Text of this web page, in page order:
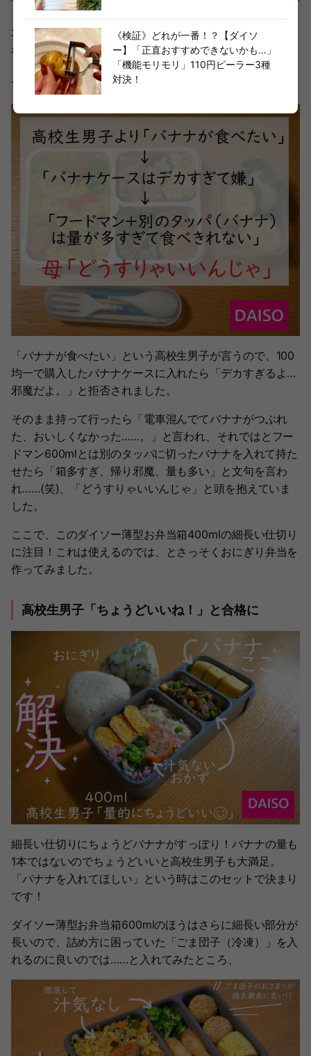
水気が漏れてしまうならば、汁気がない状態のお弁当を作
れば解決です(笑)。実は我が家は高校生男子のお弁当に
「バナナの持って行き方」という小さな小さな悩みを抱え
ていました。
「バナナが食べたい」という高校生男子が言うので、100
均一で購入したバナナケースに入れたら「デカすぎるよ…
邪魔だよ。」と拒否されました。
そのまま持って行ったら「電車混んでてバナナがつぶれ
た、おいしくなかった……。」と言われ、それではとフー
ドマン600mlとは別のタッパに切ったバナナを入れて持た
せたら「箱多すぎ、帰り邪魔、量も多い」と文句を言わ
れ……(笑)、「どうすりゃいいんじゃ」と頭を抱えていま
した。
ここで、このダイソー薄型お弁当箱400mlの細長い仕切り
に注目！これは使えるのでは、とさっそくおにぎり弁当を
作ってみました。
高校生男子「ちょうどいいね！」と合格に
細長い仕切りにちょうどバナナがすっぽり！バナナの量も
1本ではないのでちょうどいいと高校生男子も大満足。
「バナナを入れてほしい」という時はこのセットで決まり
です！
ダイソー薄型お弁当箱600mlのほうはさらに細長い部分が
長いので、詰め方に困っていた「ごま団子（冷凍）」を入
れるのに良いのでは……と入れてみたところ、
《検証》どれが一番！？【ダイソ
ー】「正直おすすめできないかも…」
「機能モリモリ」110円ピーラー3種
対決！